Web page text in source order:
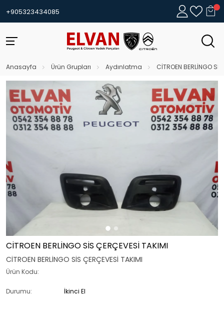
+905323434085
Anasayfa Ürün Grupları Aydınlatma CİTROEN BERLİNGO
CİTROEN BERLİNGO SİS ÇERÇEVESİ TAKIMI
CİTROEN BERLİNGO SİS ÇERÇEVESİ TAKIMI
Ürün Kodu:
Durumu: İkinci El